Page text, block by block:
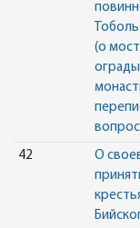
(о
42
О